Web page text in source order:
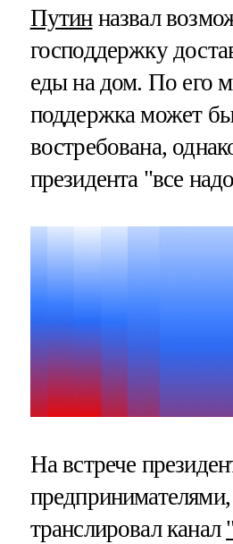
Путинназвал
господдержку
еды на дом. По его
поддержка может
востребована,
президента "все
На встрече
транслировал канал